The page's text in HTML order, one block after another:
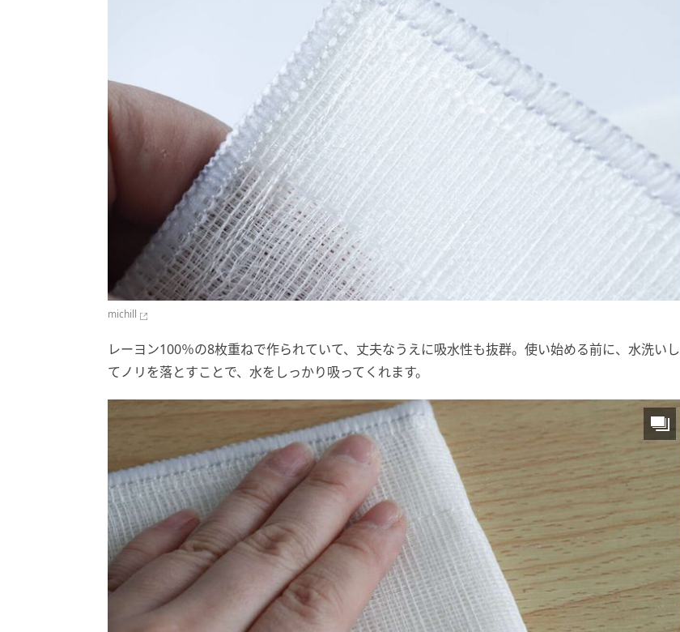
michill
レーヨン100％の8枚重ねで作られていて、丈夫なうえに吸水性も抜群。使い始める前に、水洗いし
てノリを落とすことで、水をしっかり吸ってくれます。